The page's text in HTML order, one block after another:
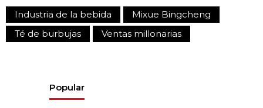
Industria de la bebida
Mixue Bingcheng
Té de burbujas
Ventas millonarias
Popular